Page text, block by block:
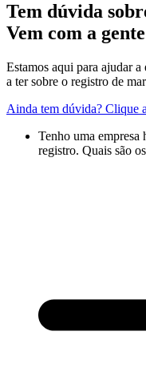
Tem dúvida
Vem com a
Estamos aqui para ajudar
a ter sobre o registro de
Ainda tem dúvida? Clique
Tenho uma empresa
registro. Quais são